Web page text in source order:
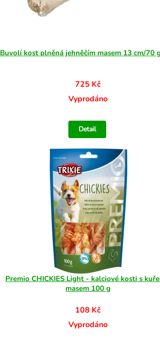
Buvolí kost plněná jehněčím masem 13 cm/70
725 Kč
Vyprodáno
Detail
Premio CHICKIES Light - kalciové kosti s
masem 100 g
108 Kč
Vyprodáno